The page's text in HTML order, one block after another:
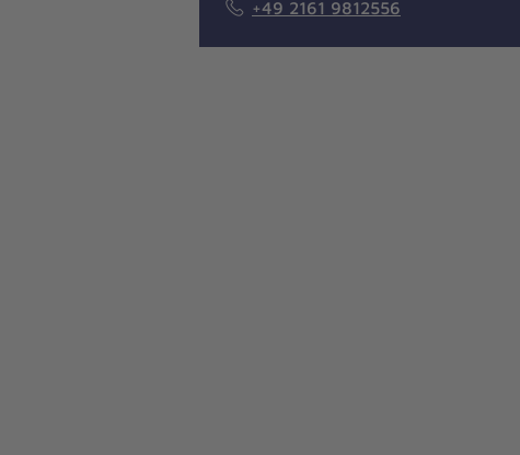
+49 2161 9812556